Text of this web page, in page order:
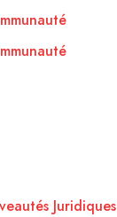
Juridiques